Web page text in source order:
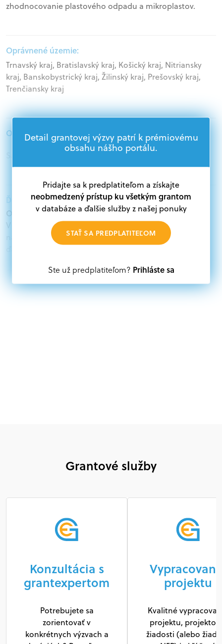
zhodnocovanie plastového odpadu a mikroplastov.
Oprávnené územie:
Trnavský kraj, Bratislavský kraj, Košický kraj, Nitriansky
kraj, Banskobystrický kraj, Žilinský kraj, Prešovský kraj,
Trenčiansky kraj
Oprávnení žiadatelia:
Ďalšie informácie:
Oprávnení žiadatelia:
V databáze grantov a dotácií na portáli Grantexpert.sk
nájdete aktuálne výzvy z eurofondov, plánu obnovy a
Oprávnení partneri:
Akákoľvek právnická osoba, t. j. verejný alebo súkromný
subjekt, komerčný alebo nekomerčný, ako aj
Detail grantovej výzvy patrí k prémiovému
obsahu nášho portálu.
Pridajte sa k predplatiteľom a získajte
neobmedzený prístup ku všetkým grantom
v databáze a ďalšie služby z našej ponuky
STAŤ SA PREDPLATITEĽOM
Ste už predplatiteľom? Prihláste sa
Grantové služby
Konzultácia s
grantexpertom
Potrebujete sa
zorientovať v
konkrétnych výzvach a
projektu
Kvalitné
projektu,
žiadosti (alebo